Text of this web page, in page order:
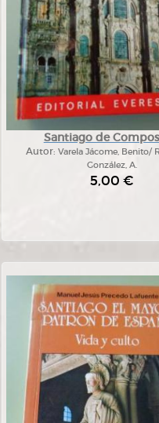
Santiago de
Autor: Varela Jácome, Benito/
González, A.
5,00 €